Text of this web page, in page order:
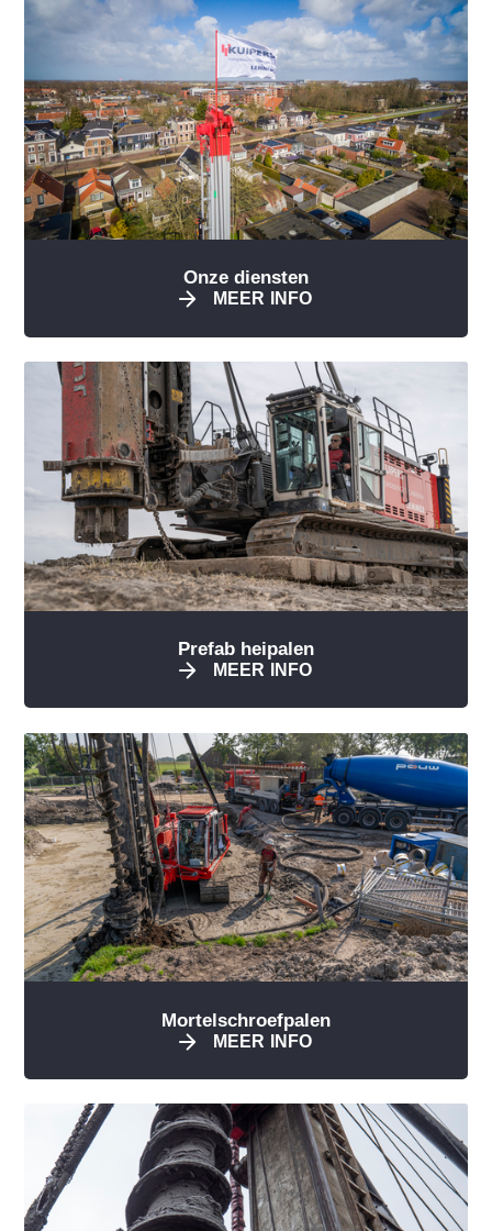
Ons aanbod
Actueel
Duurzaamheid
Veiligheid
Ons verhaal
Werken bij
Offerte aanvragen
Onze diensten
MEER INFO
Prefab heipalen
MEER INFO
Mortelschroefpalen
MEER INFO